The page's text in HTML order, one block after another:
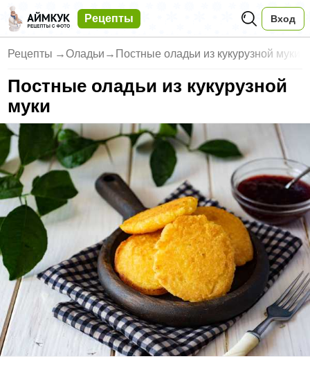
Рецепты Вход
Рецепты →Оладьи → Постные оладьи из кукурузной муки
Постные оладьи из кукурузной
муки